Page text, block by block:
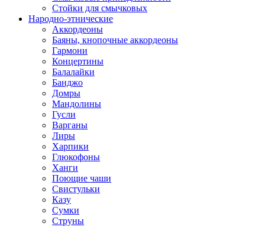
Стойки для смычковых
Народно-этнические
Аккордеоны
Баяны, кнопочные аккордеоны
Гармони
Концертины
Балалайки
Банджо
Домры
Мандолины
Гусли
Варганы
Лиры
Харпики
Глюкофоны
Ханги
Поющие чаши
Свистульки
Казу
Сумки
Струны